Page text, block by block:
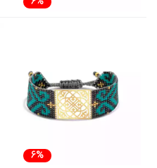
تماس با ما
6%